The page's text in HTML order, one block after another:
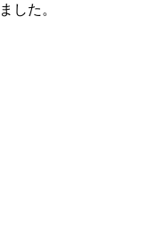
した。